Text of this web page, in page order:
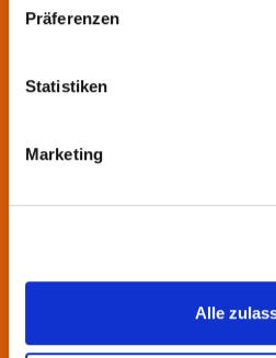
Präferenzen
Statistiken
Marketing
Alle
KulturRegion zusammen-
hinweg vernetzt die
interkommunale Zusammenarbeit.
wechselnden Themen.
Kontakt
KulturRegion FrankfurtRheinMain
Fax: +49 69 2577-1750